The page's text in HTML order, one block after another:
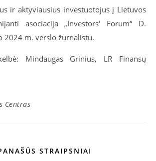
ir aktyviausius investuotojus į Lietuvos
asociacija „Investors‘ Forum“ D.
2024 m. verslo žurnalistu.
Mindaugas Grinius, LR Finansų
Centras
STRAIPSNIAI